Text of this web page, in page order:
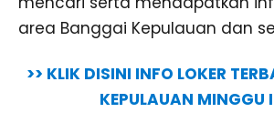
area Banggai Kepulauan dan
>> KLIK DISINI INFO LOKER
KEPULAUAN MINGGU